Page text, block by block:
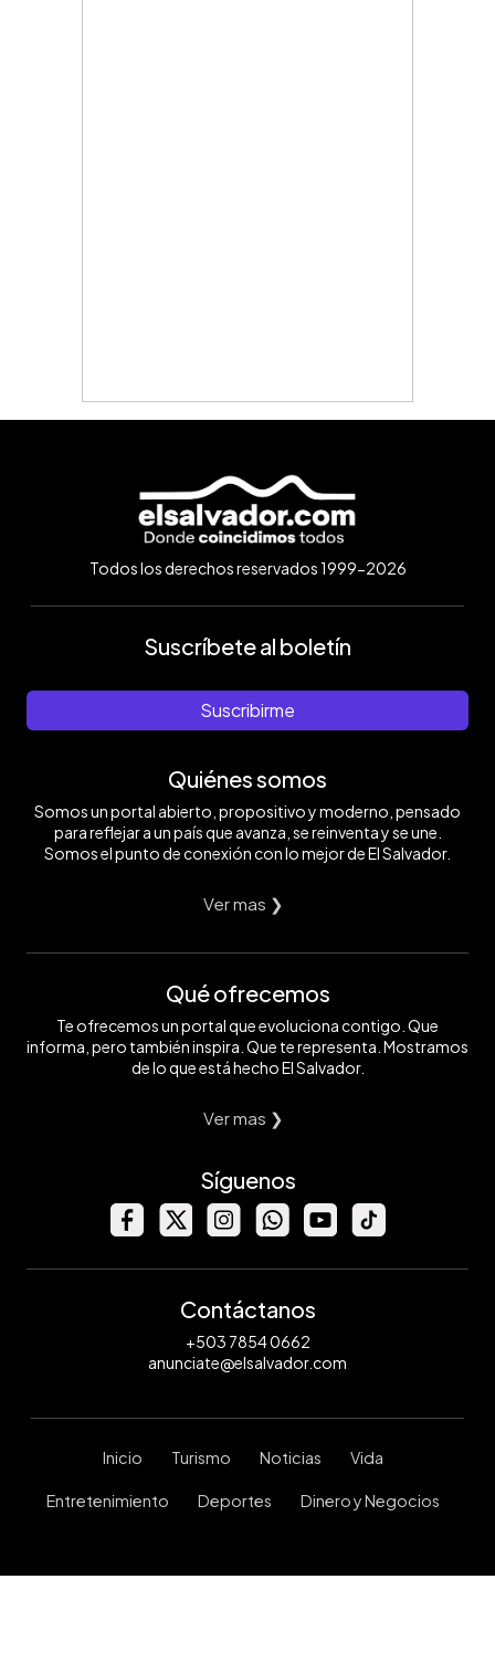
Todos los derechos reservados 1999-2026
Suscríbete al boletín
Suscribirme
Quiénes somos
Somos un portal abierto, propositivo y moderno, pensado
para reflejar a un país que avanza, se reinventa y se une.
Somos el punto de conexión con lo mejor de El Salvador.
Ver mas ❯
Qué ofrecemos
Te ofrecemos un portal que evoluciona contigo. Que
informa, pero también inspira. Que te representa. Mostramos
de lo que está hecho El Salvador.
Ver mas ❯
Síguenos
Contáctanos
+503 7854 0662
anunciate@elsalvador.com
Inicio Turismo Noticias Vida
Entretenimiento Deportes Dinero y Negocios